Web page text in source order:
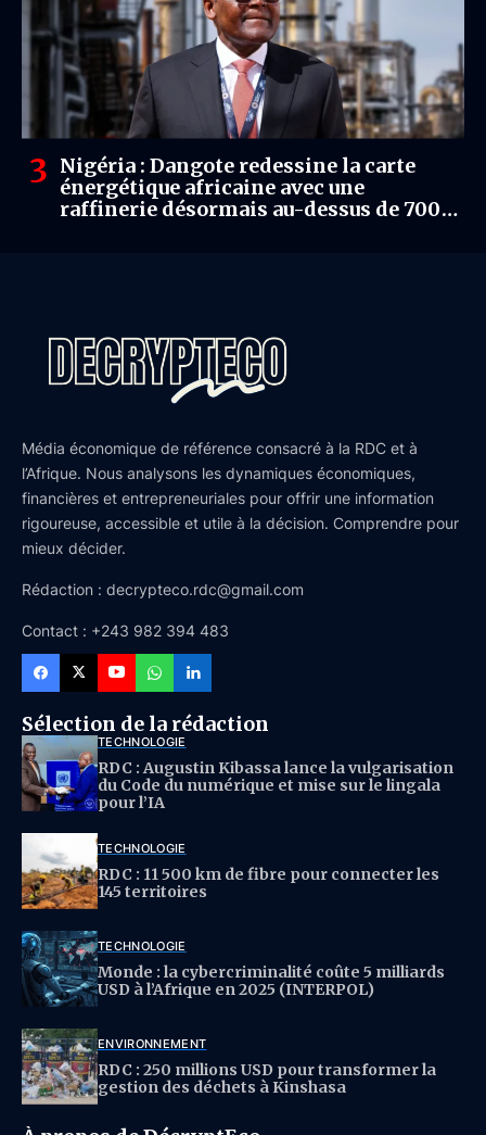
Nigéria : Dangote redessine la carte
énergétique africaine avec une
raffinerie désormais au-dessus de 700
Média économique de référence consacré à la RDC et à
l’Afrique. Nous analysons les dynamiques économiques,
financières et entrepreneuriales pour offrir une information
rigoureuse, accessible et utile à la décision. Comprendre pour
mieux décider.
Rédaction : decrypteco.rdc@gmail.com
Contact : +243 982 394 483
Sélection de la rédaction
TECHNOLOGIE
RDC : Augustin Kibassa lance la vulgarisation
du Code du numérique et mise sur le lingala
pour l’IA
TECHNOLOGIE
RDC : 11 500 km de fibre pour connecter les
145 territoires
TECHNOLOGIE
Monde : la cybercriminalité coûte 5 milliards
USD à l’Afrique en 2025 (INTERPOL)
ENVIRONNEMENT
RDC : 250 millions USD pour transformer la
gestion des déchets à Kinshasa